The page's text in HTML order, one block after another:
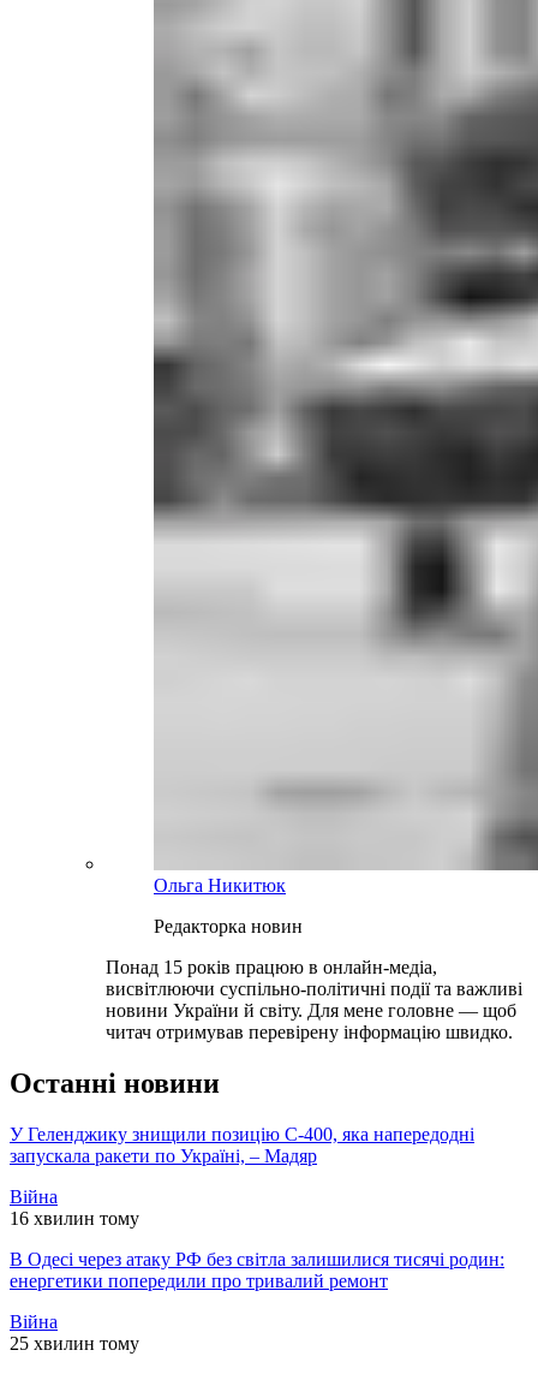
Ольга Никитюк
Редакторка новин
Понад 15 років працюю в онлайн-медіа,
висвітлюючи суспільно-політичні події та важливі
новини України й світу. Для мене головне — щоб
читач отримував перевірену інформацію швидко.
Останні новини
У Геленджику знищили позицію С-400, яка напередодні
запускала ракети по Україні, – Мадяр
Війна
16 хвилин тому
В Одесі через атаку РФ без світла залишилися тисячі родин:
енергетики попередили про тривалий ремонт
Війна
25 хвилин тому